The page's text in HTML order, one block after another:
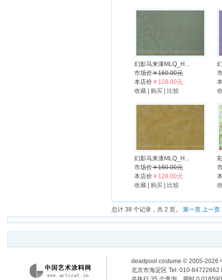
幻影马来漆MLQ_H...
市场价￥160.00元
本店价 ￥128.00元
收藏
购买 比较
幻影马来漆MLQ_H...
市场价￥160.00元
本店价 ￥128.00元
收藏
购买 比较
总计 38 个记录，共 2 页。 第一页 上一页
deadpool costume © 2005-2026
北京市海淀区 Tel: 010-84722662